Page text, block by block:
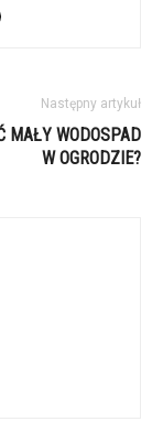
Następny artykuł
MAŁY WODOSPAD
W OGRODZIE?